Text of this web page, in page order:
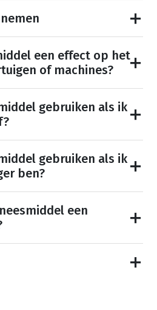
een effect op het
of machines?
gebruiken als ik
gebruiken als ik
ben?
een